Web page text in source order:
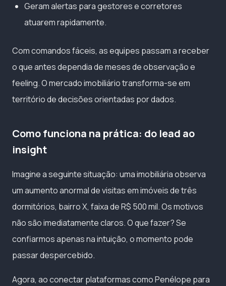
Geram alertas para gestores e corretores
atuarem rapidamente.
Com comandos fáceis, as equipes passam a receber
o que antes dependia de meses de observação e
feeling. O mercado imobiliário transforma-se em
território de decisões orientadas por dados.
Como funciona na prática: do lead ao
insight
Imagine a seguinte situação: uma imobiliária observa
um aumento anormal de visitas em imóveis de três
dormitórios, bairro X, faixa de R$ 500 mil. Os motivos
não são imediatamente claros. O que fazer? Se
confiarmos apenas na intuição, o momento pode
passar despercebido.
Agora, ao conectar plataformas como Penélope para